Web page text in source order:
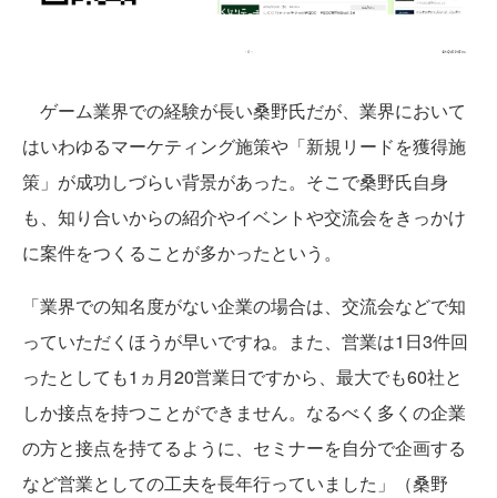
ゲーム業界での経験が長い桑野氏だが、業界において
はいわゆるマーケティング施策や「新規リードを獲得施
策」が成功しづらい背景があった。そこで桑野氏自身
も、知り合いからの紹介やイベントや交流会をきっかけ
に案件をつくることが多かったという。
「業界での知名度がない企業の場合は、交流会などで知
っていただくほうが早いですね。また、営業は1日3件回
ったとしても1ヵ月20営業日ですから、最大でも60社と
しか接点を持つことができません。なるべく多くの企業
の方と接点を持てるように、セミナーを自分で企画する
など営業としての工夫を長年行っていました」（桑野